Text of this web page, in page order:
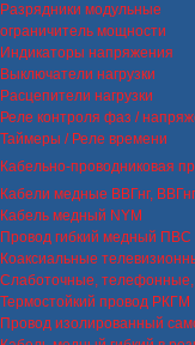
Разрядники модульные
ограничитель мощности
Индикаторы напряжения
Выключатели нагрузки
Расцепители нагрузки
Реле контроля фаз /
Таймеры / Реле времени
Кабельно-проводниковая
Кабели медные ВВГнг,
Кабель медный NYM
Провод гибкий медный
Коаксиальные
Слаботочные, телефонные,
Термостойкий провод РКГМ
Провод изолированный